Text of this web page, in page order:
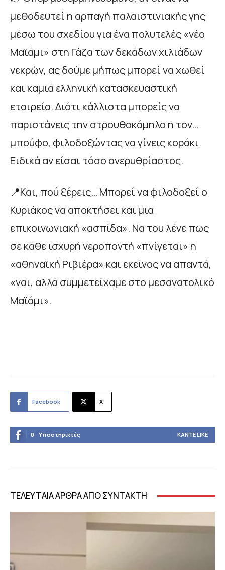
μεθοδευτεί η αρπαγή παλαιστινιακής γης
μέσω του σχεδίου για ένα πολυτελές «νέο
Μαϊάμι» στη Γάζα των δεκάδων χιλιάδων
νεκρών, ας δούμε μήπως μπορεί να χωθεί
και καμιά ελληνική κατασκευαστική
εταιρεία. Διότι κάλλιστα μπορείς να
παριστάνεις την στρουθοκάμηλο ή τον…
μπούφο, φιλοδοξώντας να γίνεις κοράκι.
Ειδικά αν είσαι τόσο ανερυθρίαστος.
📍Και, πού ξέρεις… Μπορεί να φιλοδοξεί ο
Κυριάκος να αποκτήσει και μια
επικοινωνιακή «ασπίδα». Να του λένε πως
σε κάθε ισχυρή νεροποντή «πνίγεται» η
«αθηναϊκή Ριβιέρα» και εκείνος να απαντά,
«ναι, αλλά συμμετείχαμε στο μεσανατολικό
Μαϊάμι».
Facebook X
0 Υποστηρικτές ΚΆΝΤΕ LIKE
ΤΕΛΕΥΤΑΙΑ ΑΡΘΡΑ ΑΠΟ ΣΥΝΤΑΚΤΗ